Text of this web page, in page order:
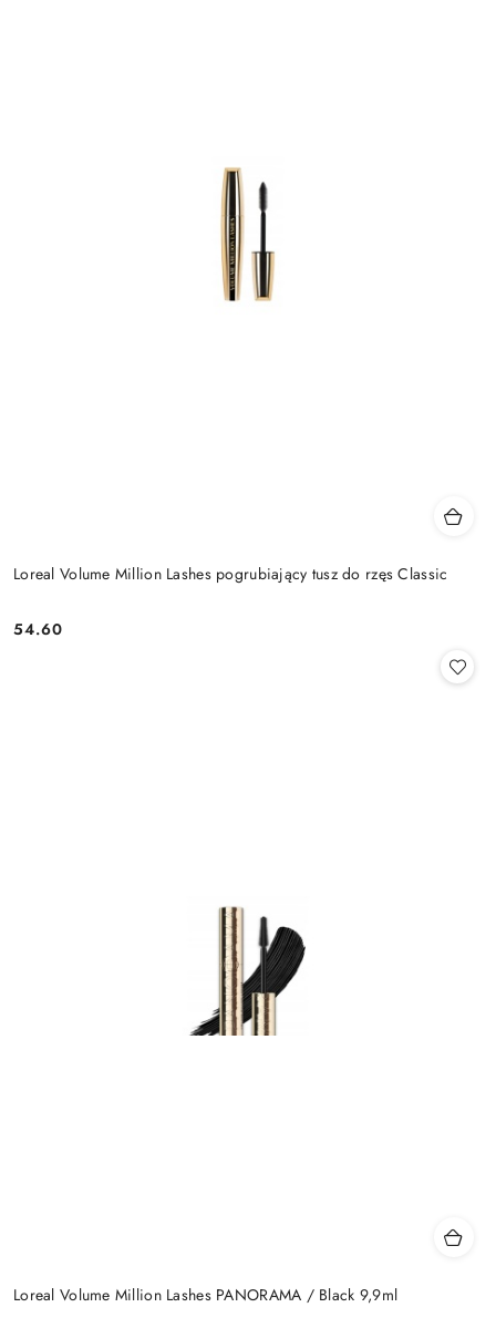
Loreal Volume Million Lashes pogrubiający tusz do rzęs Classic
Cena:
54.60
Loreal Volume Million Lashes PANORAMA / Black 9,9ml